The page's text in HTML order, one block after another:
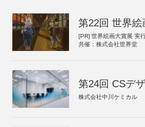
第22回 世界
[PR] 世界絵画大賞展 実
共催：株式会社世界堂
第24回 CSデ
株式会社中川ケミカル